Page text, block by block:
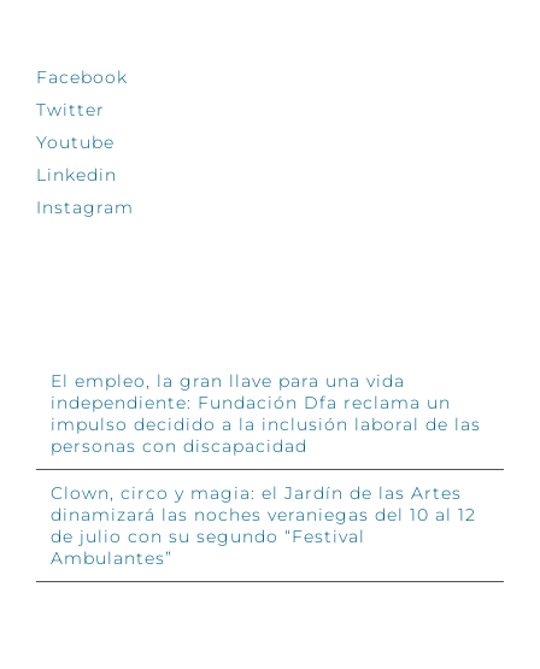
Facebook
Twitter
Youtube
Linkedin
Instagram
El empleo, la gran llave para una vida
independiente: Fundación Dfa reclama un
impulso decidido a la inclusión laboral de las
personas con discapacidad
Clown, circo y magia: el Jardín de las Artes
dinamizará las noches veraniegas del 10 al 12
de julio con su segundo “Festival
Ambulantes”